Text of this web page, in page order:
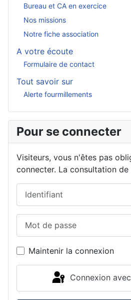
Bureau et CA en exercice
Nos missions
Notre fiche association
A votre écoute
Formulaire de contact
Tout savoir sur
Alerte fourmillements
Pour se connecter
Visiteurs, vous n'êtes pas
connecter. La consultation
Maintenir la connexion
Connexion